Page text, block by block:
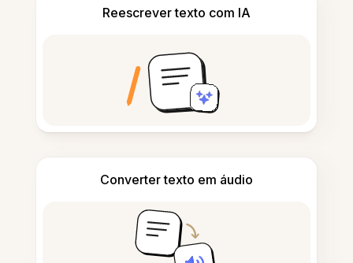
Reescrever texto com IA
Converter texto em áudio